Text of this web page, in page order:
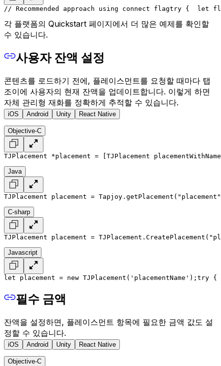
// Recommended approach using connect flagtry {
let
각 플랫폼의 Quickstart 페이지에서 더 많은 예제를 확인할
수 있습니다.
사용자 잔액 설정
콘텐츠를 로드하기 전에, 플레이스먼트를 요청할 때마다 탭
조이에 사용자의 현재 잔액을 업데이트합니다. 이렇게 하면
자체 관리형 재화를 정확하게 추적할 수 있습니다.
iOS Android Unity React Native
Objective-C
TJPlacement *placement = [TJPlacement
Java
TJPlacement placement =
C-sharp
TJPlacement placement =
Javascript
let placement = new TJPlacement('placementName'); try {
필수 금액
잔액을 설정하면, 플레이스먼트 항목에 필요한 금액 값도 설
정할 수 있습니다.
iOS Android Unity React Native
Objective-C